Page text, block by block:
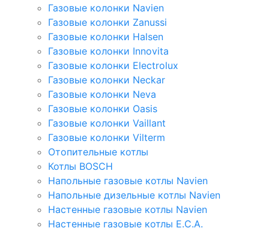
Газовые колонки Navien
Газовые колонки Zanussi
Газовые колонки Halsen
Газовые колонки Innovita
Газовые колонки Electrolux
Газовые колонки Neckar
Газовые колонки Neva
Газовые колонки Oasis
Газовые колонки Vaillant
Газовые колонки Vilterm
Отопительные котлы
Котлы BOSCH
Напольные газовые котлы Navien
Напольные дизельные котлы Navien
Настенные газовые котлы Navien
Настенные газовые котлы E.C.A.